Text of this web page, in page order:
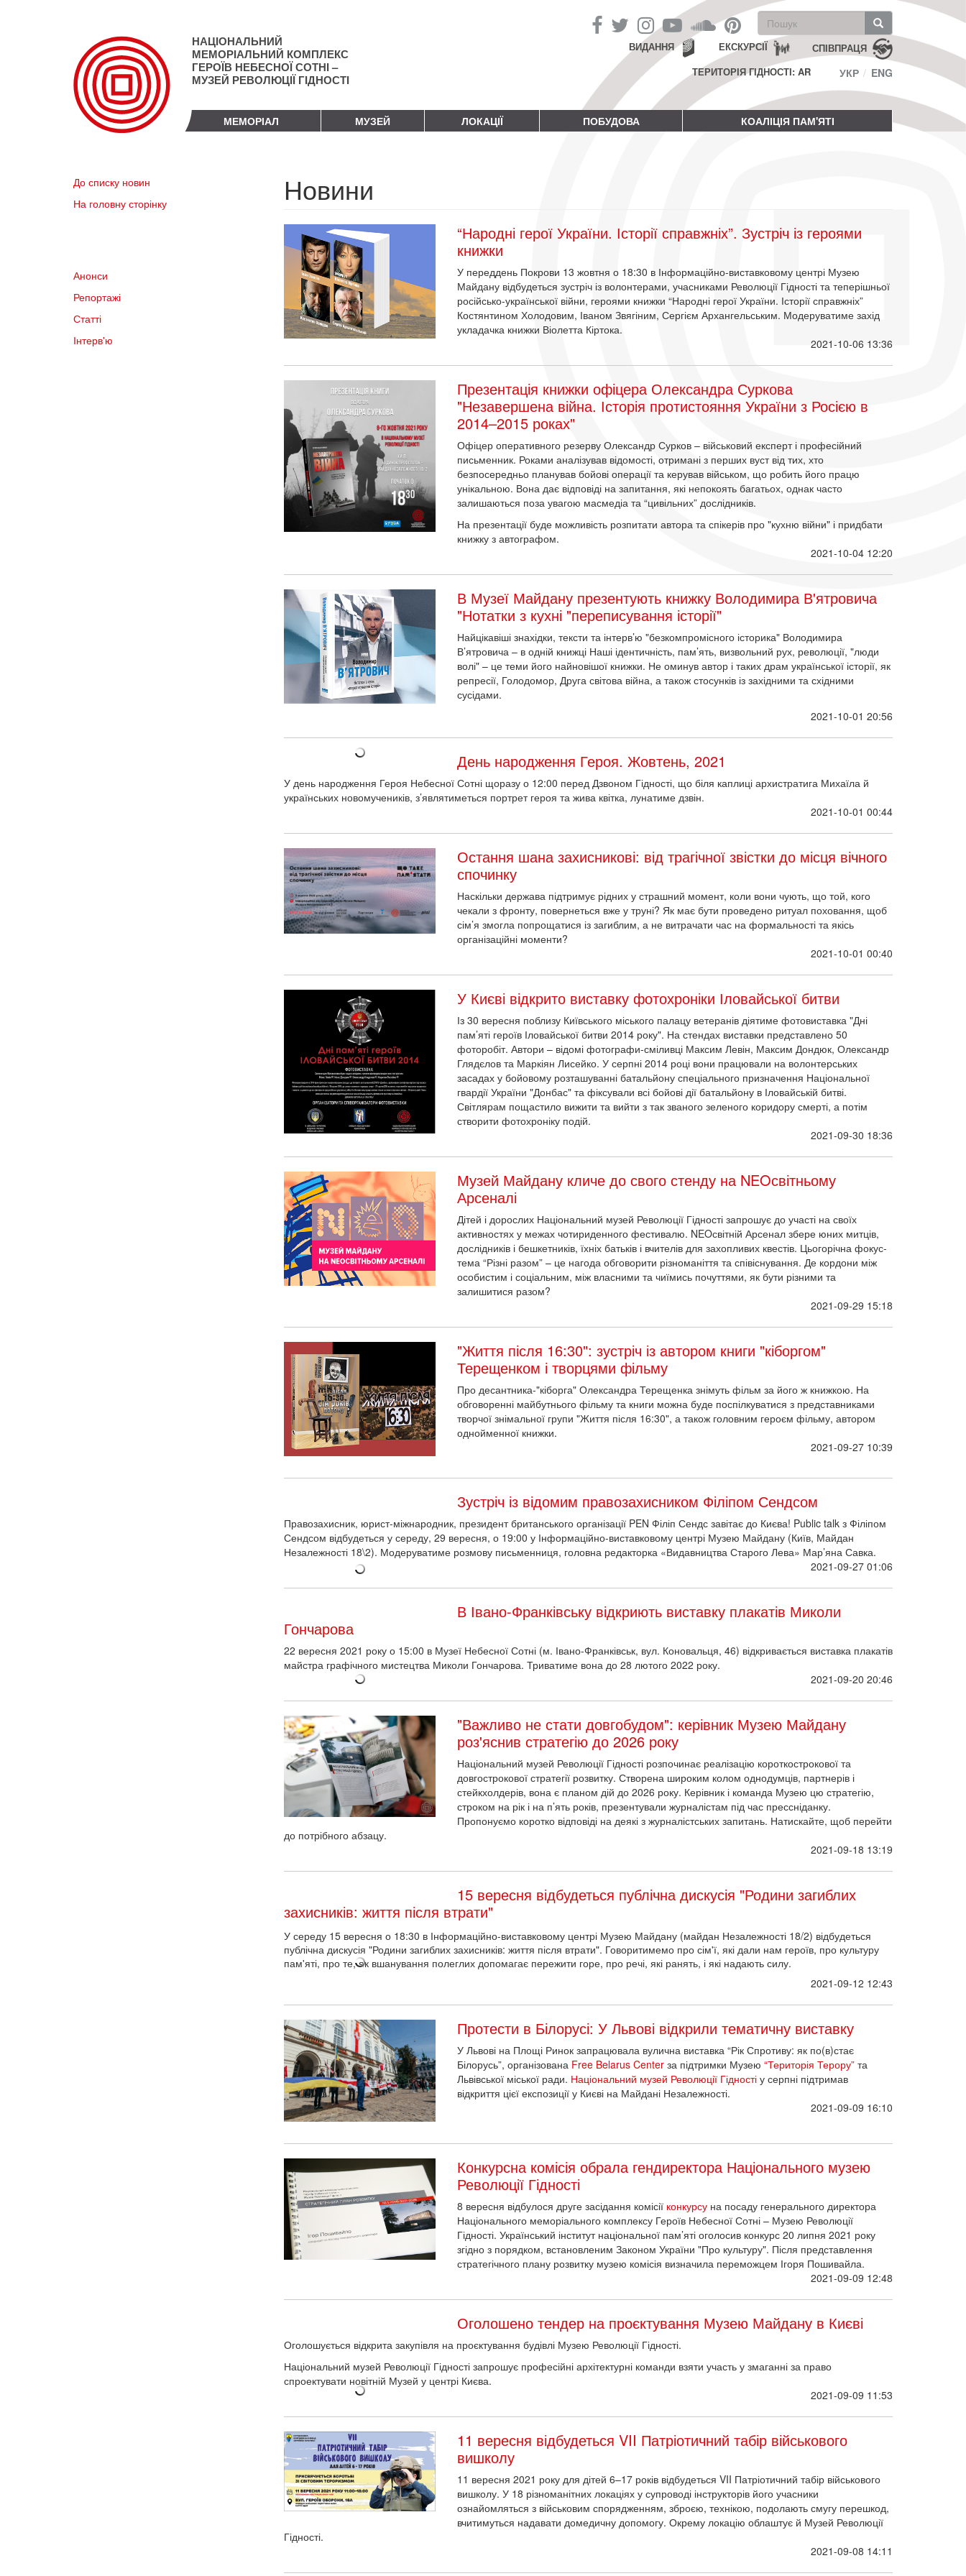
НАЦІОНАЛЬНИЙ
МЕМОРІАЛЬНИЙ КОМПЛЕКС
ГЕРОЇВ НЕБЕСНОЇ СОТНІ –
МУЗЕЙ РЕВОЛЮЦІЇ ГІДНОСТІ
Пошукова
форма
Пошук СПІВПРАЦЯ
ЕКСКУРСІЇ
ВИДАННЯ
ТЕРИТОРІЯ ГІДНОСТІ: AR
УКР ENG
МЕМОРІАЛ МУЗЕЙ ЛОКАЦІЇ ПОБУДОВА КОАЛІЦІЯ ПАМ'ЯТІ
До списку новин
На головну сторінку
Анонси
Репортажі
Статті
Інтерв'ю
Новини
“Народні герої України. Історії справжніх”. Зустріч із героями
книжки
У переддень Покрови 13 жовтня о 18:30 в Інформаційно-виставковому центрі Музею
Майдану відбудеться зустріч із волонтерами, учасниками Революції Гідності та теперішньої
російсько-української війни, героями книжки “Народні герої України. Історії справжніх”
Костянтином Холодовим, Іваном Звягіним, Сергієм Архангельським. Модеруватиме захід
укладачка книжки Віолетта Кіртока.
2021-10-06 13:36
Презентація книжки офіцера Олександра Суркова
"Незавершена війна. Історія протистояння України з Росією в
2014–2015 роках"
Офіцер оперативного резерву Олександр Сурков – військовий експерт і професійний
письменник. Роками аналізував відомості, отримані з перших вуст від тих, хто
безпосередньо планував бойові операції та керував військом, що робить його працю
унікальною. Вона дає відповіді на запитання, які непокоять багатьох, однак часто
залишаються поза увагою масмедіа та “цивільних” дослідників.
На презентації буде можливість розпитати автора та спікерів про "кухню війни" і придбати
книжку з автографом.
2021-10-04 12:20
В Музеї Майдану презентують книжку Володимира В'ятровича
"Нотатки з кухні "переписування історії"
Найцікавіші знахідки, тексти та інтерв’ю "безкомпромісного історика" Володимира
В’ятровича – в одній книжці Наші ідентичність, пам’ять, визвольний рух, революції, "люди
волі" – це теми його найновішої книжки. Не оминув автор і таких драм української історії, як
репресії, Голодомор, Друга світова війна, а також стосунків із західними та східними
сусідами.
2021-10-01 20:56
День народження Героя. Жовтень, 2021
У день народження Героя Небесної Сотні щоразу о 12:00 перед Дзвоном Гідності, що біля каплиці архистратига Михаїла й
українських новомучеників, з’являтиметься портрет героя та жива квітка, лунатиме дзвін.
2021-10-01 00:44
Остання шана захисникові: від трагічної звістки до місця вічного
спочинку
Наскільки держава підтримує рідних у страшний момент, коли вони чують, що той, кого
чекали з фронту, повернеться вже у труні? Як має бути проведено ритуал поховання, щоб
сім’я змогла попрощатися із загиблим, а не витрачати час на формальності та якісь
організаційні моменти?
2021-10-01 00:40
У Києві відкрито виставку фотохроніки Іловайської битви
Із 30 вересня поблизу Київського міського палацу ветеранів діятиме фотовиставка "Дні
пам’яті героїв Іловайської битви 2014 року". На стендах виставки представлено 50
фоторобіт. Автори – відомі фотографи-сміливці Максим Левін, Максим Дондюк, Олександр
Глядєлов та Маркіян Лисейко. У серпні 2014 році вони працювали на волонтерських
засадах у бойовому розташуванні батальйону спеціального призначення Національної
гвардії України "Донбас" та фіксували всі бойові дії батальйону в Іловайській битві.
Світлярам пощастило вижити та вийти з так званого зеленого коридору смерті, а потім
створити фотохроніку подій.
2021-09-30 18:36
Музей Майдану кличе до свого стенду на NEOсвітньому
Арсеналі
Дітей і дорослих Національний музей Революції Гідності запрошує до участі на своїх
активностях у межах чотириденного фестивалю. NEOсвітній Арсенал збере юних митців,
дослідників і бешкетників, їхніх батьків і вчителів для захопливих квестів. Цьогорічна фокус-
тема “Різні разом” – це нагода обговорити різноманіття та співіснування. Де кордони між
особистим і соціальним, між власними та чиїмись почуттями, як бути різними та
залишитися разом?
2021-09-29 15:18
"Життя після 16:30": зустріч із автором книги "кіборгом"
Терещенком і творцями фільму
Про десантника-"кіборга" Олександра Терещенка знімуть фільм за його ж книжкою. На
обговоренні майбутнього фільму та книги можна буде поспілкуватися з представниками
творчої знімальної групи "Життя після 16:30", а також головним героєм фільму, автором
однойменної книжки.
2021-09-27 10:39
Зустріч із відомим правозахисником Філіпом Сендсом
Правозахисник, юрист-міжнародник, президент британського організації PEN Філіп Сендс завітає до Києва! Public talk з Філіпом
Сендсом відбудеться у середу, 29 вересня, о 19:00 у Інформаційно-виставковому центрі Музею Майдану (Київ, Майдан
Незалежності 18\2). Модеруватиме розмову письменниця, головна редакторка «Видавництва Старого Лева» Мар’яна Савка.
2021-09-27 01:06
В Івано-Франківську відкриють виставку плакатів Миколи
Гончарова
22 вересня 2021 року о 15:00 в Музеї Небесної Сотні (м. Івано-Франківськ, вул. Коновальця, 46) відкривається виставка плакатів
майстра графічного мистецтва Миколи Гончарова. Триватиме вона до 28 лютого 2022 року.
2021-09-20 20:46
"Важливо не стати довгобудом": керівник Музею Майдану
роз'яснив стратегію до 2026 року
Національний музей Революції Гідності розпочинає реалізацію короткострокової та
довгострокової стратегії розвитку. Створена широким колом однодумців, партнерів і
стейкхолдерів, вона є планом дій до 2026 року. Керівник і команда Музею цю стратегію,
строком на рік і на п’ять років, презентували журналістам під час прессніданку.
Пропонуємо коротко відповіді на деякі з журналістських запитань. Натискайте, щоб перейти
до потрібного абзацу.
2021-09-18 13:19
15 вересня відбудеться публічна дискусія "Родини загиблих
захисників: життя після втрати"
У середу 15 вересня о 18:30 в Інформаційно-виставковому центрі Музею Майдану (майдан Незалежності 18/2) відбудеться
публічна дискусія "Родини загиблих захисників: життя після втрати". Говоритимемо про сім'ї, які дали нам героїв, про культуру
пам'яті, про те, як вшанування полеглих допомагає пережити горе, про речі, які ранять, і які надають силу.
2021-09-12 12:43
Протести в Білорусі: У Львові відкрили тематичну виставку
У Львові на Площі Ринок запрацювала вулична виставка “Рік Спротиву: як по(в)стає
Білорусь”, організована Free Belarus Center за підтримки Музею“Територія Терору” та
Львівської міської ради. Національний музей Революції Гідності у серпні підтримав
відкриття цієї експозиції у Києві на Майдані Незалежності.
2021-09-09 16:10
Конкурсна комісія обрала гендиректора Національного музею
Революції Гідності
8 вересня відбулося друге засідання комісії конкурсу на посаду генерального директора
Національного меморіального комплексу Героїв Небесної Сотні – Музею Революції
Гідності. Український інститут національної пам’яті оголосив конкурс 20 липня 2021 року
згідно з порядком, встановленим Законом України "Про культуру". Після представлення
стратегічного плану розвитку музею комісія визначила переможцем Ігоря Пошивайла.
2021-09-09 12:48
Оголошено тендер на проєктування Музею Майдану в Києві
Оголошується відкрита закупівля на проєктування будівлі Музею Революції Гідності.
Національний музей Революції Гідності запрошує професійні архітектурні команди взяти участь у змаганні за право
спроектувати новітній Музей у центрі Києва.
2021-09-09 11:53
11 вересня відбудеться VII Патріотичний табір військового
вишколу
11 вересня 2021 року для дітей 6–17 років відбудеться VII Патріотичний табір військового
вишколу. У 18 різноманітних локаціях у супроводі інструкторів його учасники
ознайомляться з військовим спорядженням, зброєю, технікою, подолають смугу перешкод,
вчитимуться надавати домедичну допомогу. Окрему локацію облаштує й Музей Революції
Гідності.
2021-09-08 14:11